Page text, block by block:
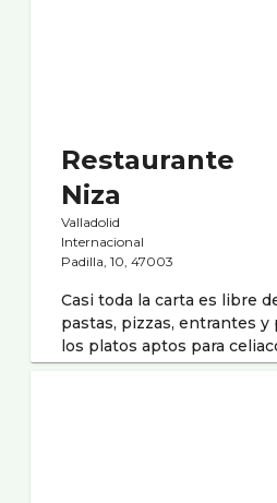
Restaurante
Niza
Valladolid
Internacional
Padilla, 10, 47003
Casi toda la carta es libre
pastas, pizzas, entrantes
los platos aptos para